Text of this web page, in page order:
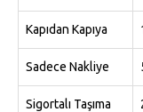
Kapıdan Kapıya
Sadece Nakliye
Sigortalı Taşıma